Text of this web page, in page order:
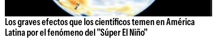
Los graves efectos que los científicos temen en América
Latina por el fenómeno del "Súper El Niño"